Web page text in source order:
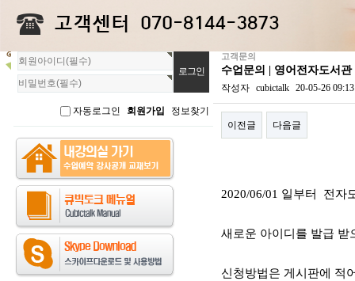
회
원
로
자동로그인 회원가입 정보찾기
고객문의
수업문의 | 영어전자도서
작성자 cubictalk 20-05-26 09:13
이전글 다음글
2020/06/01 일부터 전자
새로운 아이디를 발급 받
신청방법은 게시판에 적